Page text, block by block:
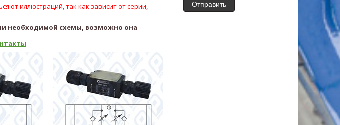
от иллюстраций, так как зависит от серии,
необходимой схемы, возможно она
Отправить